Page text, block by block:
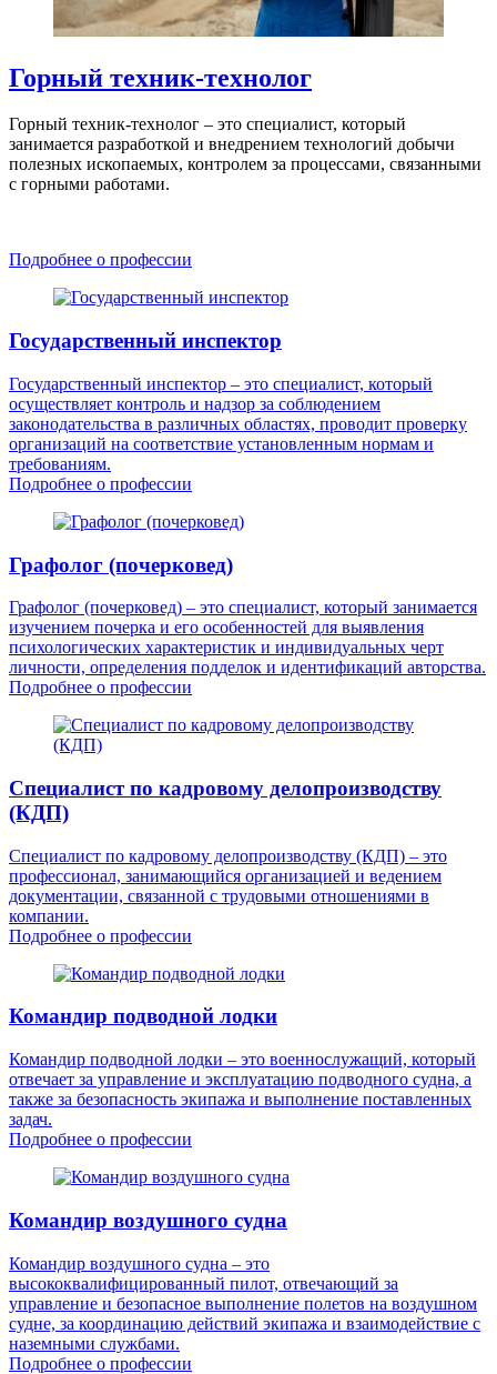
Горный техник-технолог
Горный техник-технолог – это специалист, который
занимается разработкой и внедрением технологий добычи
полезных ископаемых, контролем за процессами, связанными
с горными работами.
Подробнее о профессии
Государственный инспектор
Государственный инспектор – это специалист, который
осуществляет контроль и надзор за соблюдением
законодательства в различных областях, проводит проверку
организаций на соответствие установленным нормам и
требованиям.
Подробнее о профессии
Графолог (почерковед)
Графолог (почерковед) – это специалист, который занимается
изучением почерка и его особенностей для выявления
психологических характеристик и индивидуальных черт
личности, определения подделок и идентификаций авторства.
Подробнее о профессии
Специалист по кадровому делопроизводству
(КДП)
Специалист по кадровому делопроизводству (КДП) – это
профессионал, занимающийся организацией и ведением
документации, связанной с трудовыми отношениями в
компании.
Подробнее о профессии
Командир подводной лодки
Командир подводной лодки – это военнослужащий, который
отвечает за управление и эксплуатацию подводного судна, а
также за безопасность экипажа и выполнение поставленных
задач.
Подробнее о профессии
Командир воздушного судна
Командир воздушного судна – это
высококвалифицированный пилот, отвечающий за
управление и безопасное выполнение полетов на воздушном
судне, за координацию действий экипажа и взаимодействие с
наземными службами.
Подробнее о профессии